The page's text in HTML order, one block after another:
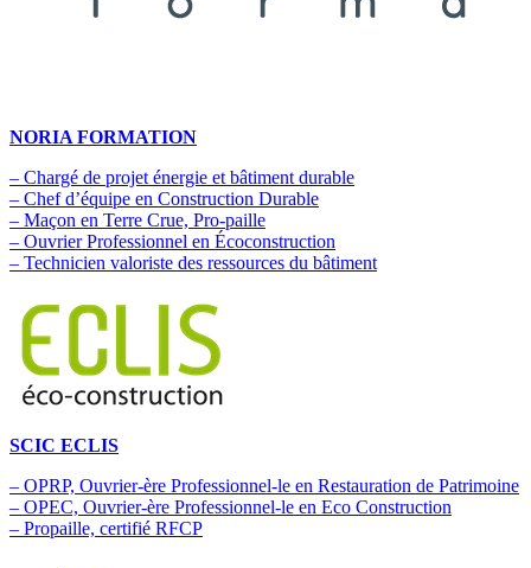
NORIA FORMATION
– Chargé de projet énergie et bâtiment durable
– Chef d’équipe en Construction Durable
– Maçon en Terre Crue, Pro-paille
– Ouvrier Professionnel en Écoconstruction
– Technicien valoriste des ressources du bâtiment
SCIC ECLIS
– OPRP, Ouvrier-ère Professionnel-le en Restauration de Patrimoine
– OPEC, Ouvrier-ère Professionnel-le en Eco Construction
– Propaille, certifié RFCP